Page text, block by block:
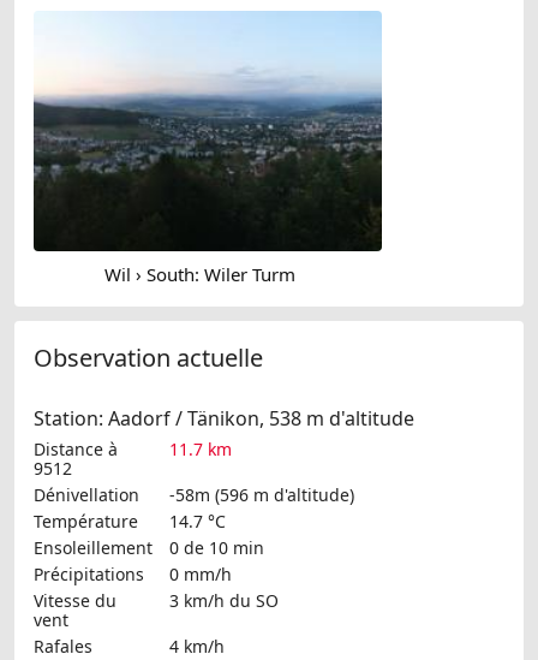
Wil › South: Wiler Turm
Observation actuelle
Station: Aadorf / Tänikon, 538 m d'altitude
Distance à
9512
11.7 km
Dénivellation
-58m (596 m d'altitude)
Température
14.7 °C
Ensoleillement
0 de 10 min
Précipitations
0 mm/h
Vitesse du
vent
3 km/h du SO
Rafales
4 km/h